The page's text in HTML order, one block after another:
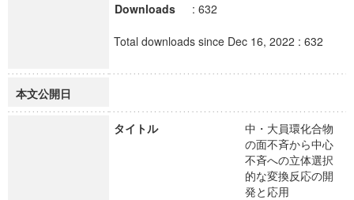
Downloads
: 632
Total downloads since Dec 16, 2022 : 632
本文公開日
タイトル
中・大員環化合物
の面不斉から中心
不斉への立体選択
的な変換反応の開
発と応用